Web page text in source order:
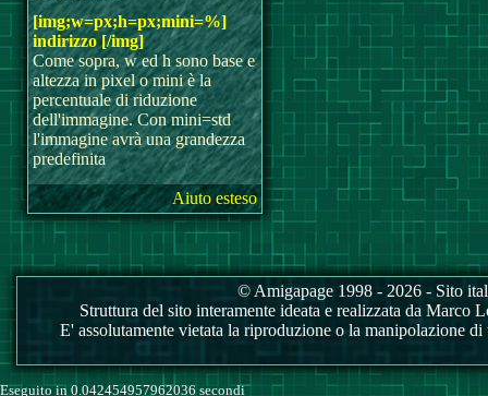
[img;w=px;h=px;mini=%]
indirizzo [/img]
Come sopra, w ed h sono base e
altezza in pixel o mini è la
percentuale di riduzione
dell'immagine. Con mini=std
l'immagine avrà una grandezza
predefinita
Aiuto esteso
© Amigapage 1998 - 2026 - Sito
Struttura del sito interamente ideata e realizzata da
E' assolutamente vietata la riproduzione o la manipolazione
Eseguito in 0.042454957962036 secondi